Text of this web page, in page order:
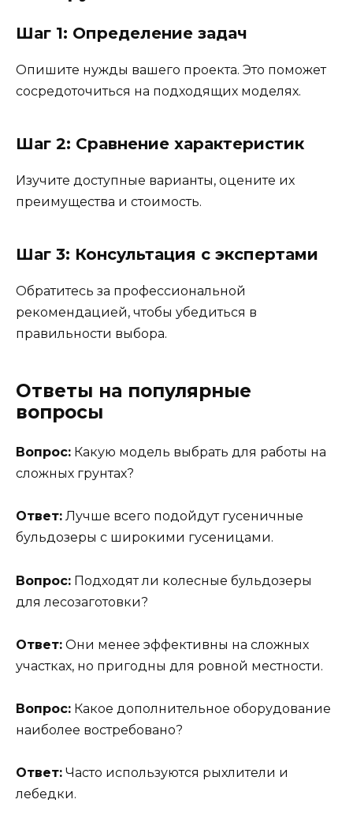
Шаг 1: Определение задач
Опишите нужды вашего проекта. Это поможет
сосредоточиться на подходящих моделях.
Шаг 2: Сравнение характеристик
Изучите доступные варианты, оцените их
преимущества и стоимость.
Шаг 3: Консультация с экспертами
Обратитесь за профессиональной
рекомендацией, чтобы убедиться в
правильности выбора.
Ответы на популярные
вопросы
Вопрос: Какую модель выбрать для работы на
сложных грунтах?
Ответ: Лучше всего подойдут гусеничные
бульдозеры с широкими гусеницами.
Вопрос: Подходят ли колесные бульдозеры
для лесозаготовки?
Ответ: Они менее эффективны на сложных
участках, но пригодны для ровной местности.
Вопрос: Какое дополнительное оборудование
наиболее востребовано?
Ответ: Часто используются рыхлители и
лебедки.